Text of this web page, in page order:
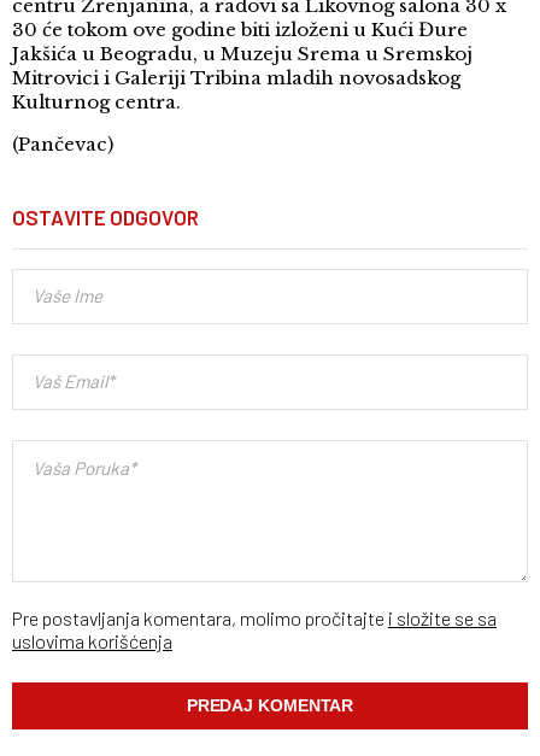
centru Zrenjanina, a radovi sa Likovnog salona 30 x
30 će tokom ove godine biti izloženi u Kući Đure
Jakšića u Beogradu, u Muzeju Srema u Sremskoj
Mitrovici i Galeriji Tribina mladih novosadskog
Kulturnog centra.
(Pančevac)
OSTAVITE ODGOVOR
Pre postavljanja komentara, molimo pročitajte i složite se sa
uslovima korišćenja